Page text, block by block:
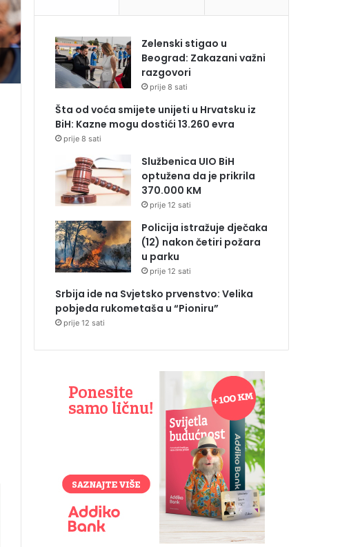
Zelenski stigao u
Beograd: Zakazani važni
razgovori
prije 8 sati
Šta od voća smijete unijeti u Hrvatsku iz
BiH: Kazne mogu dostići 13.260 evra
prije 8 sati
Službenica UIO BiH
optužena da je prikrila
370.000 KM
prije 12 sati
Policija istražuje dječaka
(12) nakon četiri požara
u parku
prije 12 sati
Srbija ide na Svjetsko prvenstvo: Velika
pobjeda rukometaša u “Pioniru”
prije 12 sati